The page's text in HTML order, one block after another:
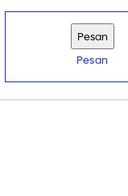
Pesan